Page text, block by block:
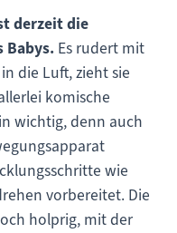
derzeit die
Babys. Es rudert mit
die Luft, zieht sie
komische
wichtig, denn auch
wie
vorbereitet. Die
holprig, mit der